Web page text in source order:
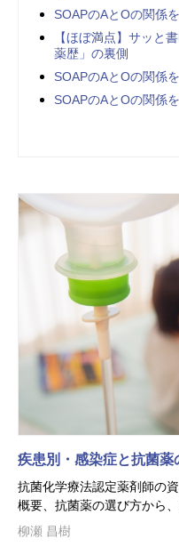
SOAPのAとOの関係
【ほぼ満点】サッと
薬歴」の裏側
SOAPのAとOの関係
SOAPのAとOの関係
疾患別・感染症と抗菌薬
抗菌化学療法認定薬剤師の
概要、抗菌薬の選び方から
柳瀬 昌樹